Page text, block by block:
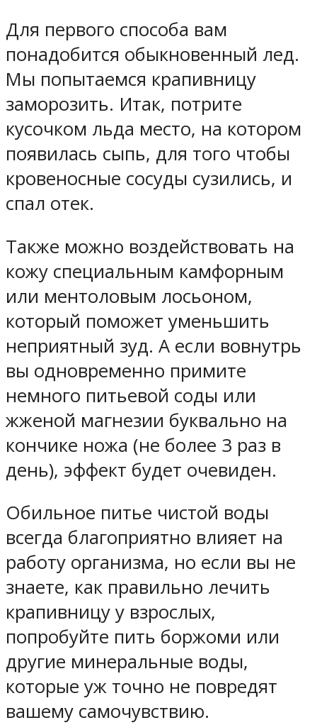
Для первого способа вам
понадобится обыкновенный лед.
Мы попытаемся крапивницу
заморозить. Итак, потрите
кусочком льда место, на котором
появилась сыпь, для того чтобы
кровеносные сосуды сузились, и
спал отек.
Также можно воздействовать на
кожу специальным камфорным
или ментоловым лосьоном,
который поможет уменьшить
неприятный зуд. А если вовнутрь
вы одновременно примите
немного питьевой соды или
жженой магнезии буквально на
кончике ножа (не более 3 раз в
день), эффект будет очевиден.
Обильное питье чистой воды
всегда благоприятно влияет на
работу организма, но если вы не
знаете, как правильно лечить
крапивницу у взрослых,
попробуйте пить боржоми или
другие минеральные воды,
которые уж точно не повредят
вашему самочувствию.